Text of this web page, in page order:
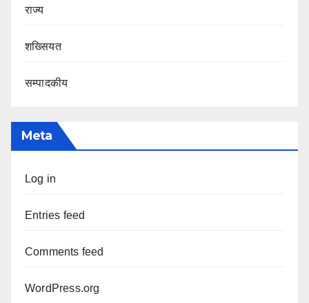
राज्य
शख्सियत
सम्पादकीय
Meta
Log in
Entries feed
Comments feed
WordPress.org